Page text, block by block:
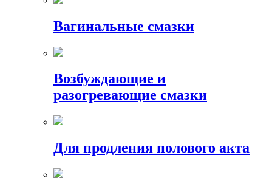
Вагинальные смазки
Возбуждающие и
разогревающие смазки
Для продления полового акта